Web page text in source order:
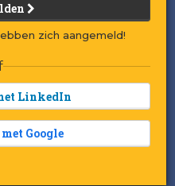
zich aangemeld!
LinkedIn
Google